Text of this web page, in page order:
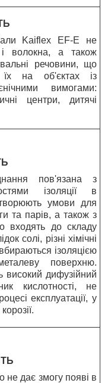
Kaiflex EF-E не
волокна, а також
речовини, що
їх на об'єктах із
вимогами:
центри, дитячі
пов'язана з
ізоляції в
умови для
та парів, а також з
входять до складу
солі, різні хімічні
ізоляцією
поверхню.
дифузійний
кислотності, не
експлуатації, у
не дає змогу появі в